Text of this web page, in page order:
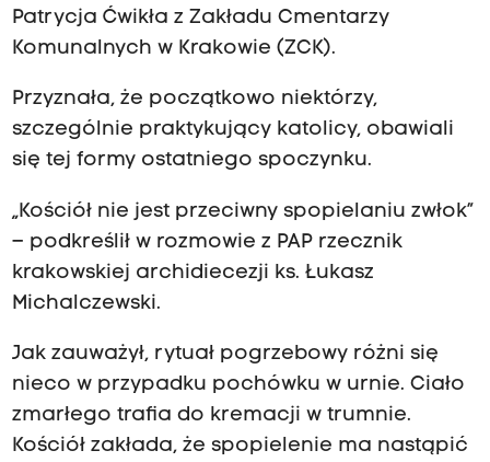
Patrycja Ćwikła z Zakładu Cmentarzy
Komunalnych w Krakowie (ZCK).
Przyznała, że początkowo niektórzy,
szczególnie praktykujący katolicy, obawiali
się tej formy ostatniego spoczynku.
„Kościół nie jest przeciwny spopielaniu zwłok”
– podkreślił w rozmowie z PAP rzecznik
krakowskiej archidiecezji ks. Łukasz
Michalczewski.
Jak zauważył, rytuał pogrzebowy różni się
nieco w przypadku pochówku w urnie. Ciało
zmarłego trafia do kremacji w trumnie.
Kościół zakłada, że spopielenie ma nastąpić